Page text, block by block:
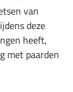
van
deze
heeft,
met paarden